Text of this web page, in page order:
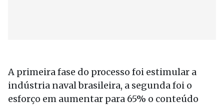
A primeira fase do processo foi estimular a
indústria naval brasileira, a segunda foi o
esforço em aumentar para 65% o conteúdo